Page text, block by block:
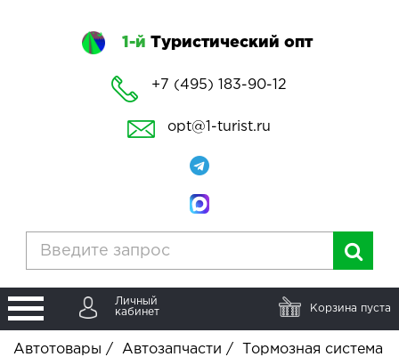
1-й Туристический опт
+7 (495) 183-90-12
opt@1-turist.ru
Личный
кабинет
Корзина пуста
Автотовары / Автозапчасти /
Тормозная система